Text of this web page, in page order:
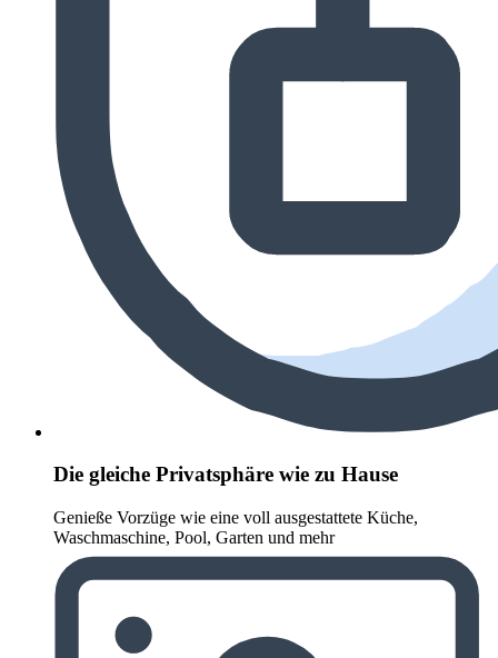
Die gleiche Privatsphäre wie zu Hause
Genieße Vorzüge wie eine voll ausgestattete Küche,
Waschmaschine, Pool, Garten und mehr